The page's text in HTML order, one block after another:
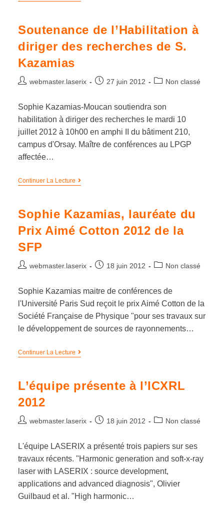
Soutenance de l’Habilitation à
diriger des recherches de S.
Kazamias
webmaster.laserix 27 juin 2012 Non classé
Sophie Kazamias-Moucan soutiendra son
habilitation à diriger des recherches le mardi 10
juillet 2012 à 10h00 en amphi II du bâtiment 210,
campus d'Orsay. Maître de conférences au LPGP
affectée…
Continuer La Lecture
Sophie Kazamias, lauréate du
Prix Aimé Cotton 2012 de la
SFP
webmaster.laserix 18 juin 2012 Non classé
Sophie Kazamias maitre de conférences de
l'Université Paris Sud reçoit le prix Aimé Cotton de la
Société Française de Physique "pour ses travaux sur
le développement de sources de rayonnements…
Continuer La Lecture
L’équipe présente à l’ICXRL
2012
webmaster.laserix 18 juin 2012 Non classé
L'équipe LASERIX a présenté trois papiers sur ses
travaux récents. "Harmonic generation and soft-x-ray
laser with LASERIX : source development,
applications and advanced diagnosis", Olivier
Guilbaud et al. "High harmonic…